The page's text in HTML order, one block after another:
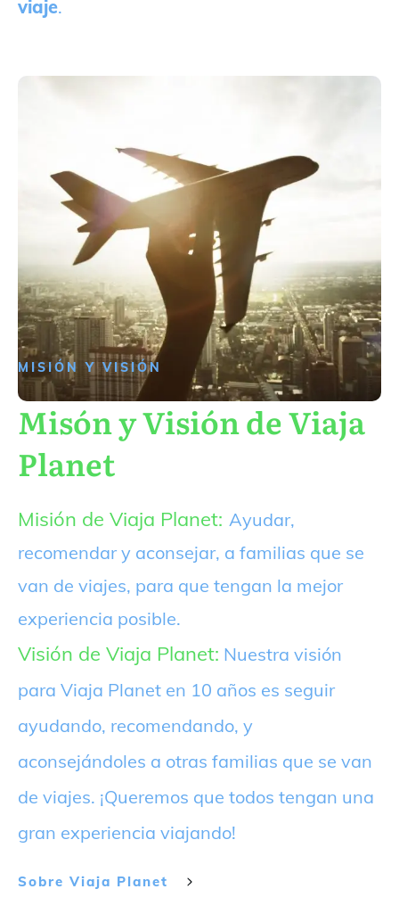
viaje.
MISIÓN Y VISIÓN
Misón y Visión de Viaja
Planet
Misión de Viaja Planet: Ayudar,
recomendar y aconsejar, a familias que se
van de viajes, para que tengan la mejor
experiencia posible.
Visión de Viaja Planet: Nuestra visión
para Viaja Planet en 10 años es seguir
ayudando, recomendando, y
aconsejándoles a otras familias que se van
de viajes. ¡Queremos que todos tengan una
gran experiencia viajando!
Sobre Viaja Planet